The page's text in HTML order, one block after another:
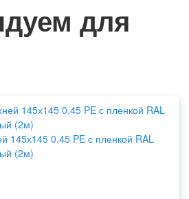
для
145х145 0,45 PE с пленкой RAL
(2м)